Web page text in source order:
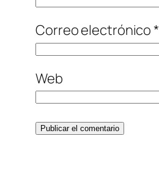
Correo electrónico*
Web